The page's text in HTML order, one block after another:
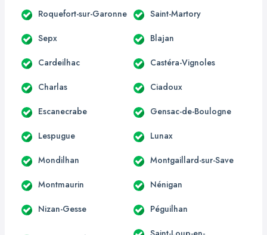
Roquefort-sur-Garonne Saint-Martory
Sepx Blajan
Cardeilhac Castéra-Vignoles
Charlas Ciadoux
Escanecrabe Gensac-de-Boulogne
Lespugue Lunax
Mondilhan Montgaillard-sur-Save
Montmaurin Nénigan
Nizan-Gesse Péguilhan